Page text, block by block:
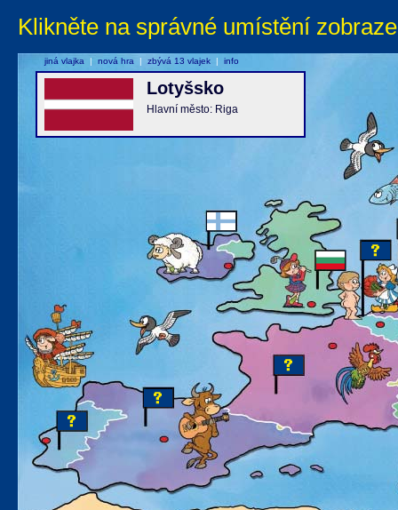
Klikněte na správné umístění
Lotyšsko
Hlavní město: Riga
jiná vlajka | nová hra | zbývá 13 vlajek | info